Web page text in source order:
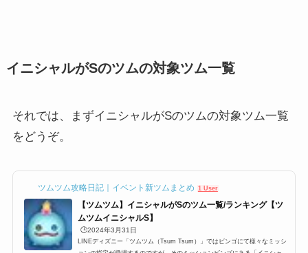
イニシャルがSのツムの対象ツム一覧
それでは、まずイニシャルがSのツムの対象ツム一覧
をどうぞ。
ツムツム攻略日記｜イベント新ツムまとめ 1 User
【ツムツム】イニシャルがSのツム一覧/ランキング【ツ
ムツムイニシャルS】
🕒️2024年3月31日
LINEディズニー「ツムツム（Tsum Tsum）」ではビンゴにて様々なミッシ